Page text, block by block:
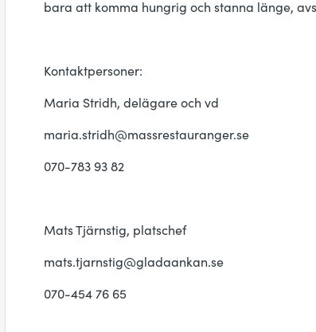
bara att komma hungrig och stanna länge,
Kontaktpersoner:
Maria Stridh, delägare och vd
maria.stridh@massrestauranger.se
070-783 93 82
Mats Tjärnstig, platschef
mats.tjarnstig@gladaankan.se
070-454 76 65